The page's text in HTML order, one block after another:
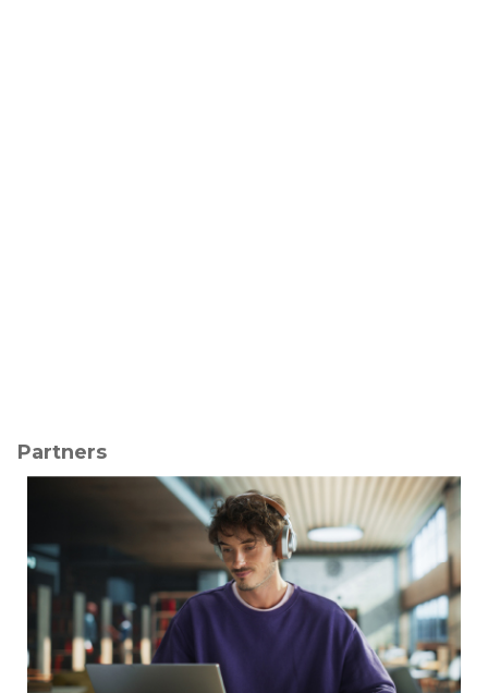
Partners